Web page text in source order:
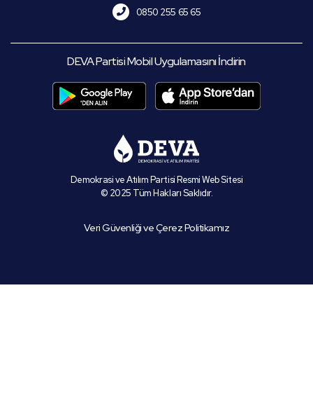
0850 255 65 65
DEVA Partisi Mobil Uygulamasını İndirin
Demokrasi ve Atılım Partisi Resmi Web Sitesi
© 2025 Tüm Hakları Saklıdır.
Veri Güvenliği ve Çerez Politikamız